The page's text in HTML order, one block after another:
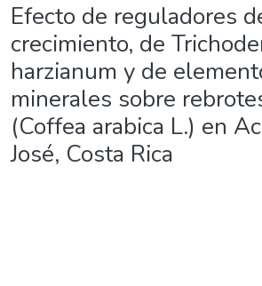
Efecto de reguladores
crecimiento, de
harzianum y de
minerales sobre
(Coffea arabica L.) en
José, Costa Rica